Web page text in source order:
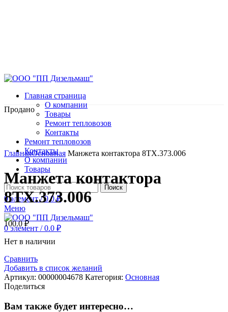
Главная страница
О компании
Товары
Ремонт тепловозов
Контакты
Ремонт тепловозов
Контакты
О компании
Товары
Поиск
0элемент / 0.0₽
Меню
0элемент / 0.0 ₽
Продано
Нажмите, чтобы увеличить
ГлавнаяОсновная Манжета контактора 8ТХ.373.006
Манжета контактора
8ТХ.373.006
100.0₽
Нет в наличии
Сравнить
Добавить в список желаний
Артикул: 00000004678 Категория: Основная
Поделиться
Вам также будет интересно…